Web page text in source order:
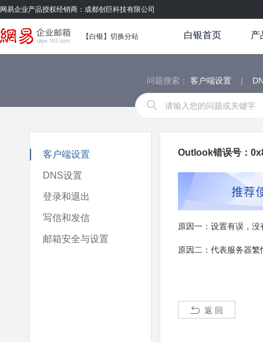
网易企业产品授权经销商：成都创巨科技有限公司
【白银】 切换分站 白银首页 产
问题搜索： 客户端设置 |
客户端设置
DNS设置
登录和退出
写信和发信
邮箱安全与设置
Outlook错误号：
原因一：设置有误，
原因二：代表服务器
返 回